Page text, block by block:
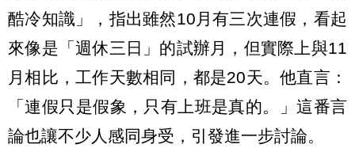
酷冷知識」，指出雖然10月有三次連假，看起
來像是「週休三日」的試辦月，但實際上與11
月相比，工作天數相同，都是20天。他直言：
「連假只是假象，只有上班是真的。」這番言
論也讓不少人感同身受，引發進一步討論。